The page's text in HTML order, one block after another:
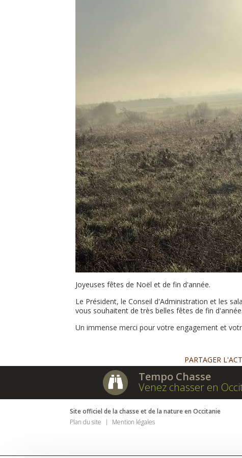
Joyeuses fêtes de Noël et de fin d'année.
Le Président, le Conseil d'Administration et les
vous souhaitent de très belles fêtes de fin d'année.
Un immense merci pour votre engagement et
PARTAGER
Tempo Chasse
Venez chasser en
Site officiel de la chasse et de la nature en Occitanie
Plan du site
Mention légales